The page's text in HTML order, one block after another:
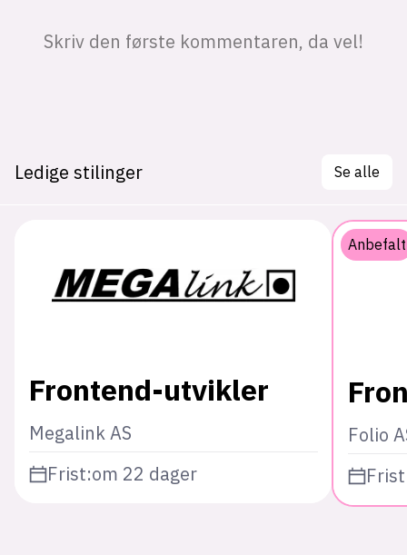
Ledige stilinger Se alle
Frontend-utvikler
Megalink AS
Frist:om 22 dager
Anbefalt
Folio